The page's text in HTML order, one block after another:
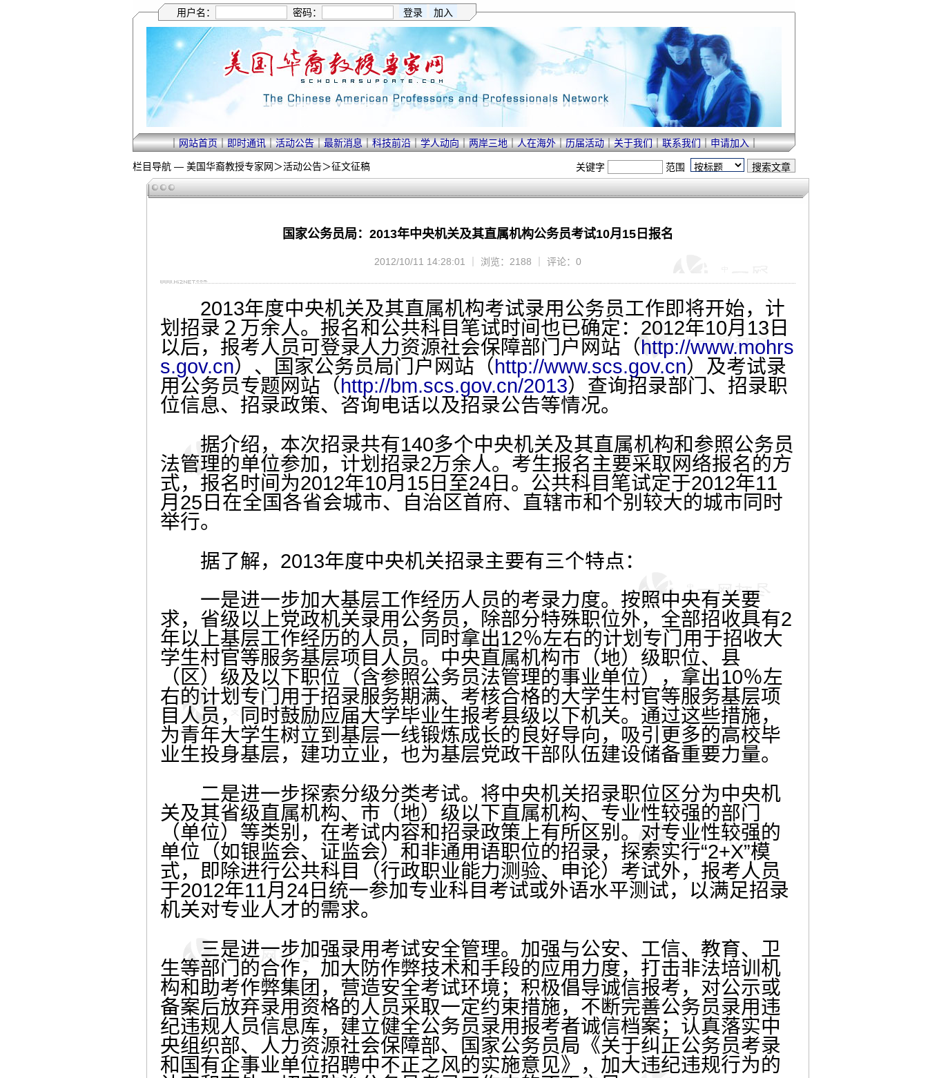
用户名： 密码：
｜网站首页｜即时通讯｜活动公告｜最新消息｜科技前沿｜学人动向｜两岸三地｜人在海外｜历届活动｜关于我们｜联系我们｜申请加入｜
栏目导航 — 美国华裔教授专家网＞活动公告＞征文征稿 关键字 范围
国家公务员局：2013年中央机关及其直属机构公务员考试10月15日报名
2012/10/11 14:28:01 ｜ 浏览：2188 ｜ 评论：0
2013年度中央机关及其直属机构考试录用公务员工作即将开始，计
划招录２万余人。报名和公共科目笔试时间也已确定：2012年10月13日
以后，报考人员可登录人力资源社会保障部门户网站（http://www.mohrs
s.gov.cn）、国家公务员局门户网站（http://www.scs.gov.cn）及考试录
用公务员专题网站（http://bm.scs.gov.cn/2013）查询招录部门、招录职
位信息、招录政策、咨询电话以及招录公告等情况。
据介绍，本次招录共有140多个中央机关及其直属机构和参照公务员
法管理的单位参加，计划招录2万余人。考生报名主要采取网络报名的方
式，报名时间为2012年10月15日至24日。公共科目笔试定于2012年11
月25日在全国各省会城市、自治区首府、直辖市和个别较大的城市同时
举行。
据了解，2013年度中央机关招录主要有三个特点：
一是进一步加大基层工作经历人员的考录力度。按照中央有关要
求，省级以上党政机关录用公务员，除部分特殊职位外，全部招收具有2
年以上基层工作经历的人员，同时拿出12％左右的计划专门用于招收大
学生村官等服务基层项目人员。中央直属机构市（地）级职位、县
（区）级及以下职位（含参照公务员法管理的事业单位），拿出10％左
右的计划专门用于招录服务期满、考核合格的大学生村官等服务基层项
目人员，同时鼓励应届大学毕业生报考县级以下机关。通过这些措施，
为青年大学生树立到基层一线锻炼成长的良好导向，吸引更多的高校毕
业生投身基层，建功立业，也为基层党政干部队伍建设储备重要力量。
二是进一步探索分级分类考试。将中央机关招录职位区分为中央机
关及其省级直属机构、市（地）级以下直属机构、专业性较强的部门
（单位）等类别，在考试内容和招录政策上有所区别。对专业性较强的
单位（如银监会、证监会）和非通用语职位的招录，探索实行“2+X”模
式，即除进行公共科目（行政职业能力测验、申论）考试外，报考人员
于2012年11月24日统一参加专业科目考试或外语水平测试，以满足招录
机关对专业人才的需求。
三是进一步加强录用考试安全管理。加强与公安、工信、教育、卫
生等部门的合作，加大防作弊技术和手段的应用力度，打击非法培训机
构和助考作弊集团，营造安全考试环境；积极倡导诚信报考，对公示或
备案后放弃录用资格的人员采取一定约束措施，不断完善公务员录用违
纪违规人员信息库，建立健全公务员录用报考者诚信档案；认真落实中
央组织部、人力资源社会保障部、国家公务员局《关于纠正公务员考录
和国有企事业单位招聘中不正之风的实施意见》，加大违纪违规行为的